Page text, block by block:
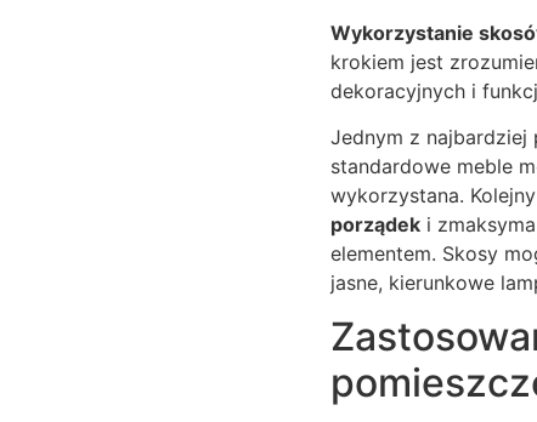
Wykorzystanie
krokiem jest
dekoracyjnych i
Jednym z najbardziej
standardowe meble
wykorzystana.
porządek i
elementem. Skosy
jasne, kierunkowe